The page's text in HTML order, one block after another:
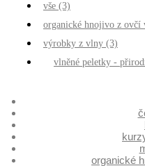
vše (3)
organické hnojivo z ovčí
výrobky z vlny (3)
vlněné peletky -
organické